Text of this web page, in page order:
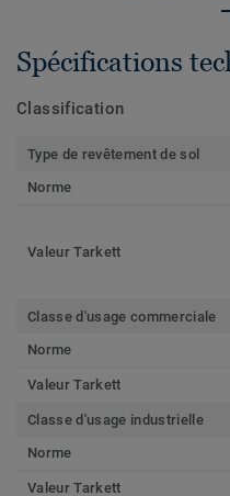
Spécifications
Classification
Type de revêtement de sol
Norme
Valeur Tarkett
Classe d'usage commerciale
Norme
Valeur Tarkett
Classe d'usage industrielle
Norme
Valeur Tarkett